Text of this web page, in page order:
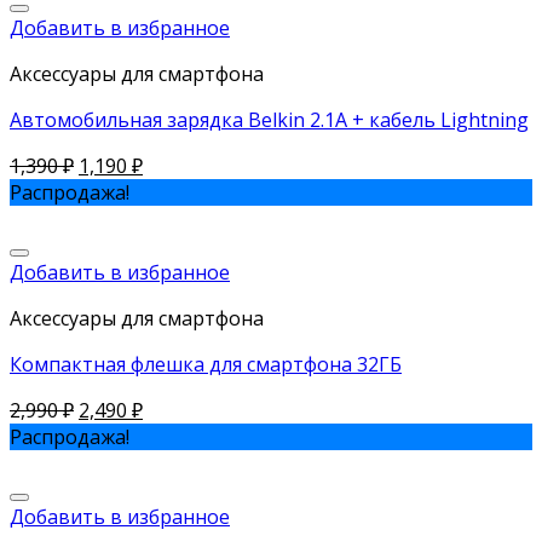
Добавить в избранное
Аксессуары для смартфона
Автомобильная зарядка Belkin 2.1A + кабель Lightning
1,390₽ 1,190 ₽
Распродажа!
Добавить в избранное
Аксессуары для смартфона
Компактная флешка для смартфона 32ГБ
2,990₽ 2,490 ₽
Распродажа!
Добавить в избранное